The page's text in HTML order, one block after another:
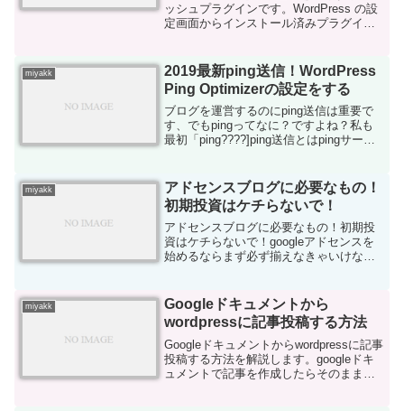
ッシュプラグインです。WordPress の設
定画面からインストール済みプラグイン
ックがひとつも入っていま...
miyakk
2019最新ping送信！WordPress
Ping Optimizerの設定をする
ブログを運営するのにping送信は重要で
す、でもpingってなに？ですよね？私も
最初「ping????]ping送信とはpingサーバ
れる役割もあるので重要だと言われて...
miyakk
アドセンスブログに必要なもの！
初期投資はケチらないで！
アドセンスブログに必要なもの！初期投
資はケチらないで！googleアドセンスを
始めるならまず必ず揃えなきゃいけない
す。２．サーバーを借りる。Xサーバーを
おす...
miyakk
Googleドキュメントから
wordpressに記事投稿する方法
Googleドキュメントからwordpressに記事
投稿する方法を解説します。googleドキ
ュメントで記事を作成したらそのまま記